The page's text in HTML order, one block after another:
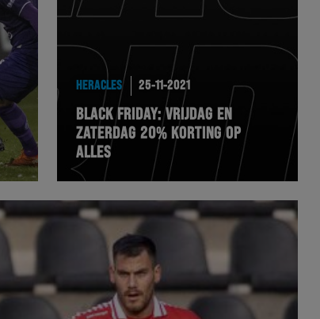
HERACLES 25-11-2021
BLACK FRIDAY: VRIJDAG EN
ZATERDAG 20% KORTING OP
ALLES